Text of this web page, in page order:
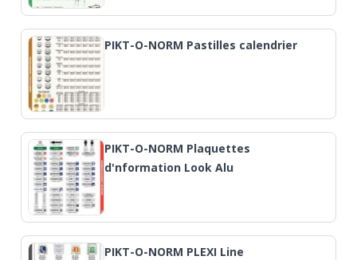
PIKT-O-NORM Pastilles calendrier
PIKT-O-NORM Plaquettes
d'nformation Look Alu
PIKT-O-NORM PLEXI Line